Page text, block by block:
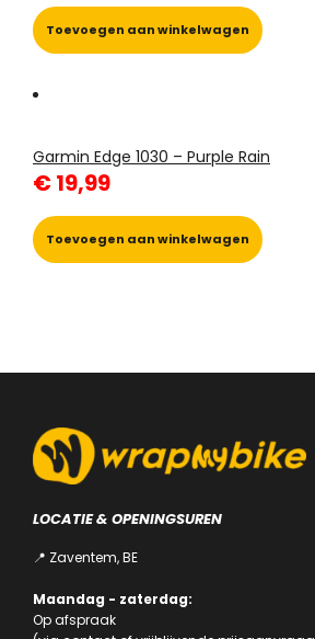
productpagina
€ 19,99.
€ 11,99.
Toevoegen aan winkelwagen
Garmin Edge 1030 – Purple Rain
€19,99
Toevoegen aan winkelwagen
LOCATIE & OPENINGSUREN
📍 Zaventem, BE
Maandag - zaterdag:
Op afspraak